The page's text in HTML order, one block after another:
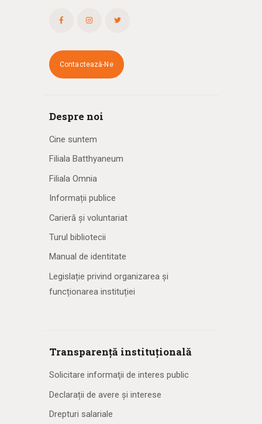
Contactează-Ne
Despre noi
Cine suntem
Filiala Batthyaneum
Filiala Omnia
Informații publice
Carieră și voluntariat
Turul bibliotecii
Manual de identitate
Legislație privind organizarea și
funcționarea instituției
Transparență instituțională
Solicitare informaţii de interes public
Declarații de avere și interese
Drepturi salariale